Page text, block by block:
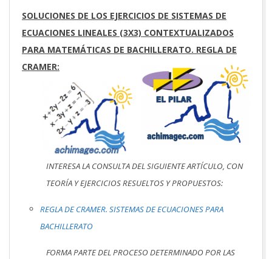
SOLUCIONES DE LOS EJERCICIOS DE SISTEMAS DE
ECUACIONES LINEALES (3X3) CONTEXTUALIZADOS
PARA MATEMÁTICAS DE BACHILLERATO. REGLA DE
CRAMER:
INTERESA LA CONSULTA DEL SIGUIENTE ARTÍCULO, CON
TEORÍA Y EJERCICIOS RESUELTOS Y PROPUESTOS:
REGLA DE CRAMER. SISTEMAS DE ECUACIONES PARA
BACHILLERATO
FORMA PARTE DEL PROCESO DETERMINADO POR LAS